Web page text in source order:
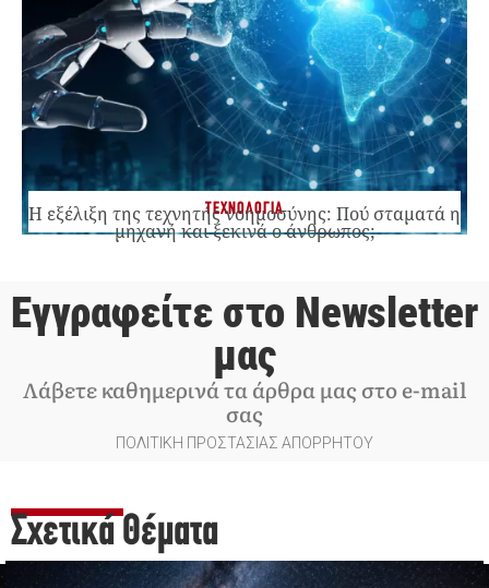
ΤΕΧΝΟΛΟΓΙΑ
Η εξέλιξη της τεχνητής νοημοσύνης: Πού σταματά η
μηχανή και ξεκινά ο άνθρωπος;
Εγγραφείτε στο Newsletter
μας
Λάβετε καθημερινά τα άρθρα μας στο e-mail
σας
ΠΟΛΙΤΙΚΗ ΠΡΟΣΤΑΣΙΑΣ ΑΠΟΡΡΗΤΟΥ
Σχετικά Θέματα